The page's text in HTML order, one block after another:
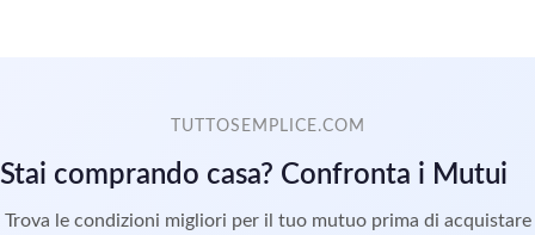
TUTTOSEMPLICE.COM
Stai comprando casa? Confronta i Mutui
Trova le condizioni migliori per il tuo mutuo prima di acquistare